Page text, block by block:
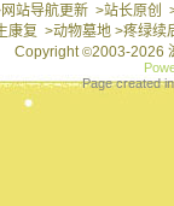
站导航更新 >站长原创
康复 >动物墓地 >疼绿续
Copyright©2003-2026
Page created